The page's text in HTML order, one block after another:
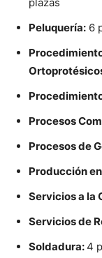
Peluquería: 6
Procesos
Procesos de
Producción
Servicios a la
Servicios de
Soldadura:4